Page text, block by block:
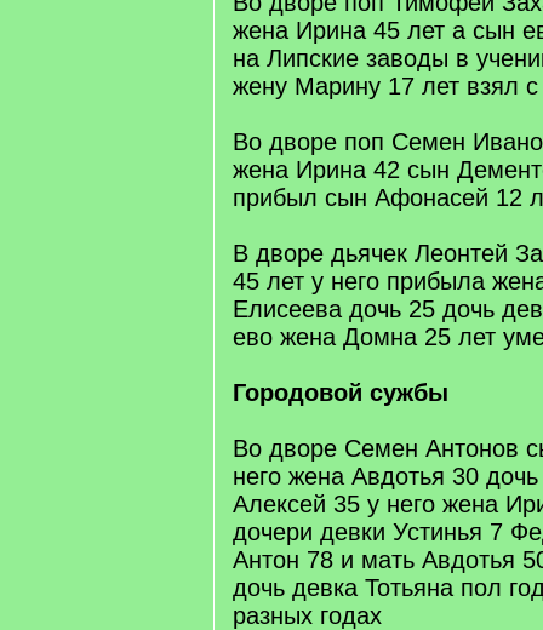
жена Ирина 45 лет а сын
на Липские заводы в
жену Марину 17 лет взял
Во дворе поп Семен
жена Ирина 42 сын
прибыл сын Афонасей 12
В дворе дьячек Леонтей
45 лет у него прибыла
Елисеева дочь 25 дочь
ево жена Домна 25 лет
Городовой сужбы
Во дворе Семен Антонов
него жена Авдотья 30
Алексей 35 у него жена
дочери девки Устинья 7
Антон 78 и мать Авдотья
дочь девка Тотьяна пол
разных годах